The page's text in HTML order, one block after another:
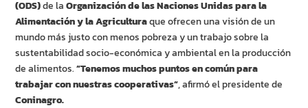
(ODS)de laOrganización de las Naciones Unidas para la
Alimentación y la Agriculturaque ofrecen una visión de un
mundo más justo con menos pobreza y un trabajo sobre la
sustentabilidad socio-económica y ambiental en la producción
de alimentos.”Tenemos muchos puntos en común para
trabajar con nuestras cooperativas”, afirmó el presidente de
Coninagro.